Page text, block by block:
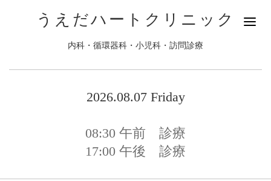
うえだハートクリニック
内科・循環器科・小児科・訪問診療
2026.08.07 Friday
08:30 午前 診療
17:00 午後 診療